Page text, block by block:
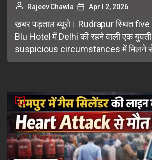
Rajeev Chawla April 2, 2026
ख़बर पड़ताल ब्यूरो। Rudrapur स्थित
Blu Hotel में Delhi की रहने वाली एक
suspicious circumstances में मिलने